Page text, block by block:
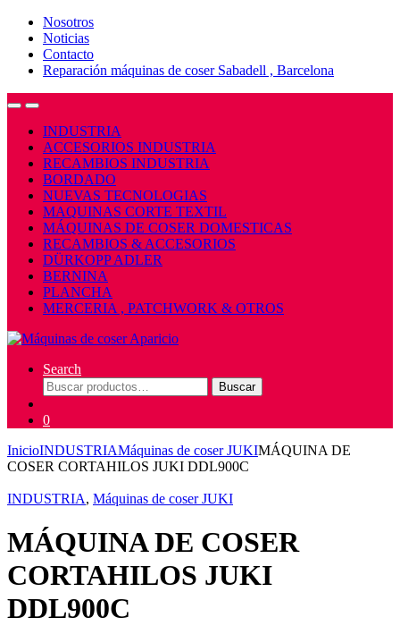
Nosotros
Noticias
Contacto
Reparación máquinas de coser Sabadell , Barcelona
OpenClose
INDUSTRIA
ACCESORIOS INDUSTRIA
RECAMBIOS INDUSTRIA
BORDADO
NUEVAS TECNOLOGIAS
MAQUINAS CORTE TEXTIL
MÁQUINAS DE COSER DOMESTICAS
RECAMBIOS & ACCESORIOS
DÜRKOPP ADLER
BERNINA
PLANCHA
MERCERIA , PATCHWORK & OTROS
Search
Buscar
por:
Buscar
0
InicioINDUSTRIAMáquinas de coser JUKIMÁQUINA DE
COSER CORTAHILOS JUKI DDL900C
INDUSTRIA, Máquinas de coser JUKI
MÁQUINA DE COSER
CORTAHILOS JUKI
DDL900C